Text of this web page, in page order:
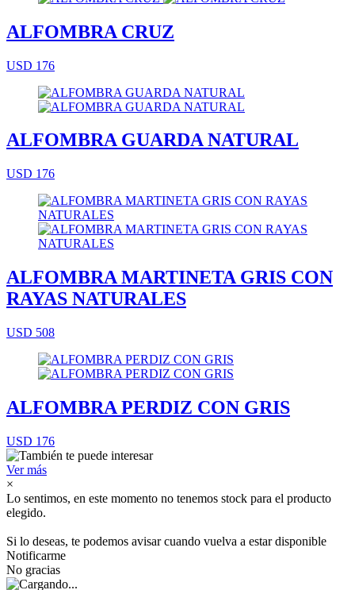
ALFOMBRA CRUZ
USD 176
ALFOMBRA GUARDA NATURAL
USD 176
ALFOMBRA MARTINETA GRIS CON
RAYAS NATURALES
USD 508
ALFOMBRA PERDIZ CON GRIS
USD 176
Ver más
×
Lo sentimos, en este momento no tenemos stock para el producto
elegido.
Si lo deseas, te podemos avisar cuando vuelva a estar disponible
Notificarme
No gracias